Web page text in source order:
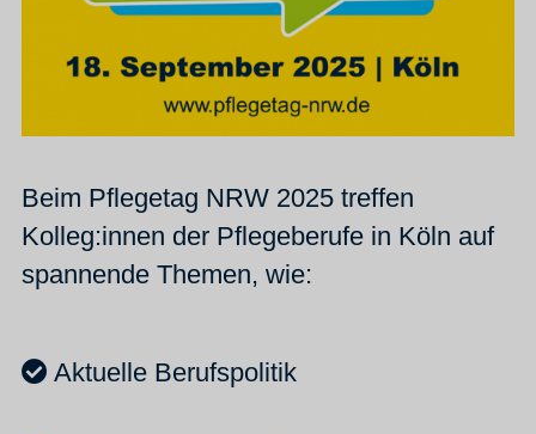
Beim Pflegetag NRW 2025 treffen
Kolleg:innen der Pflegeberufe in Köln auf
spannende Themen, wie:
Aktuelle Berufspolitik